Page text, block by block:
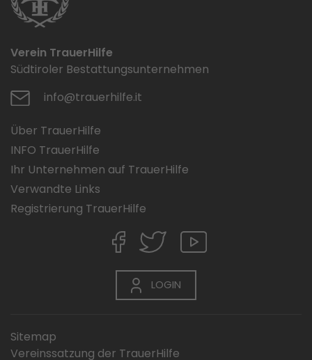
Verein TrauerHilfe
Südtiroler Bestattungsunternehmen
info@trauerhilfe.it
Über TrauerHilfe
INFO TrauerHilfe
Ihr Unternehmen auf TrauerHilfe
Verwandte Links
Registrierung TrauerHilfe
LOGIN
Sitemap
Vereinssatzung der TrauerHilfe